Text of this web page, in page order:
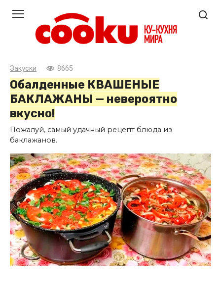
контенту
Закуски 8665
Обалденные КВАШЕНЫЕ
БАКЛАЖАНЫ — невероятно
вкусно!
Пожалуй, самый удачный рецепт блюда из
баклажанов.